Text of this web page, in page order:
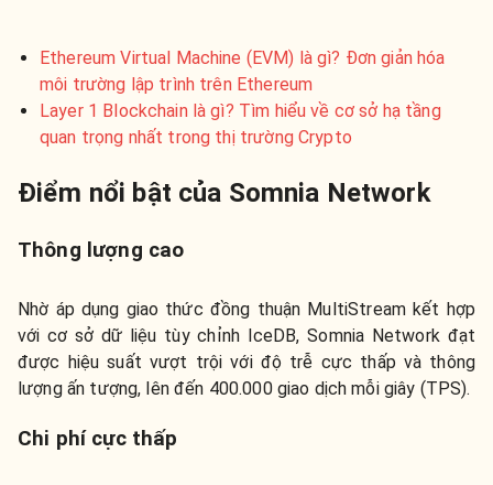
Ethereum Virtual Machine (EVM) là gì? Đơn giản hóa
môi trường lập trình trên Ethereum
Layer 1 Blockchain là gì? Tìm hiểu về cơ sở hạ tầng
quan trọng nhất trong thị trường Crypto
Điểm nổi bật của Somnia Network
Thông lượng cao
Nhờ áp dụng giao thức đồng thuận MultiStream kết hợp
với cơ sở dữ liệu tùy chỉnh IceDB, Somnia Network đạt
được hiệu suất vượt trội với độ trễ cực thấp và thông
lượng ấn tượng, lên đến 400.000 giao dịch mỗi giây (TPS).
Chi phí cực thấp